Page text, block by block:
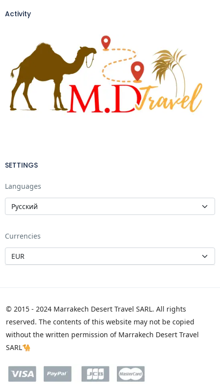
Activity
SETTINGS
Languages
Currencies
© 2015 - 2024 Marrakech Desert Travel SARL. All rights
reserved. The contents of this website may not be copied
without the written permission of Marrakech Desert Travel
SARL🐪